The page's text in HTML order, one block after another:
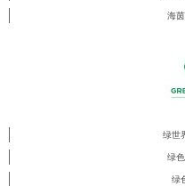
海
绿世
绿
绿